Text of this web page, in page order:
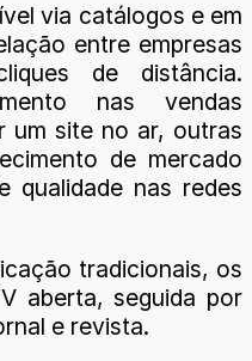
via catálogos e em
entre empresas
de distância.
nas vendas
um site no ar, outras
de mercado
qualidade nas redes
tradicionais, os
aberta, seguida por
e revista.